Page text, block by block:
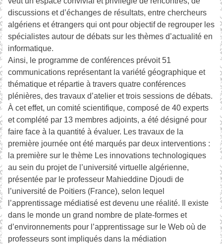
discussions et d’échanges de résultats, entre chercheurs
algériens et étrangers qui ont pour objectif de regrouper les
spécialistes autour de débats sur les thèmes d’actualité en
informatique.
Ainsi, le programme de conférences prévoit 51
communications représentant la variété géographique et
thématique et répartie à travers quatre conférences
plénières, des travaux d’atelier et trois sessions de débats.
À cet effet, un comité scientifique, composé de 40 experts
et complété par 13 membres adjoints, a été désigné pour
faire face à la quantité à évaluer. Les travaux de la
première journée ont été marqués par deux interventions :
la première sur le thème Les innovations technologiques
au sein du projet de l’université virtuelle algérienne,
présentée par le professeur Mahieddine Djoudi de
l’université de Poitiers (France), selon lequel
l’apprentissage médiatisé est devenu une réalité. Il existe
dans le monde un grand nombre de plate-formes et
d’environnements pour l’apprentissage sur le Web où de
professeurs sont impliqués dans la médiation